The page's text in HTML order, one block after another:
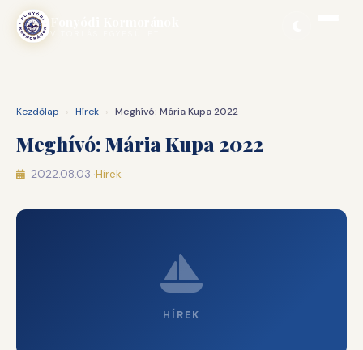
Ugrás
Kezdőlap Hírek Meghívó: Mária Kupa 2022
Meghívó: Mária Kupa 2022
2022.08.03.·Hírek
HÍREK